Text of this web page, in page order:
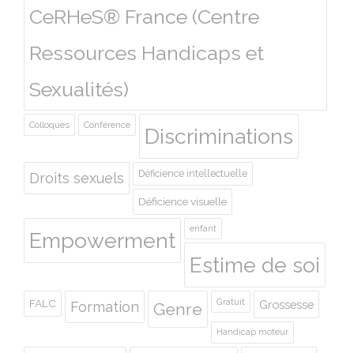
CeRHeS® France (Centre
Ressources Handicaps et
Sexualités)
Colloques Conférence Discriminations
Droits sexuels Déficience intellectuelle
Déficience visuelle
Empowerment enfant
Estime de soi
FALC Formation Genre Gratuit Grossesse
Handicap moteur